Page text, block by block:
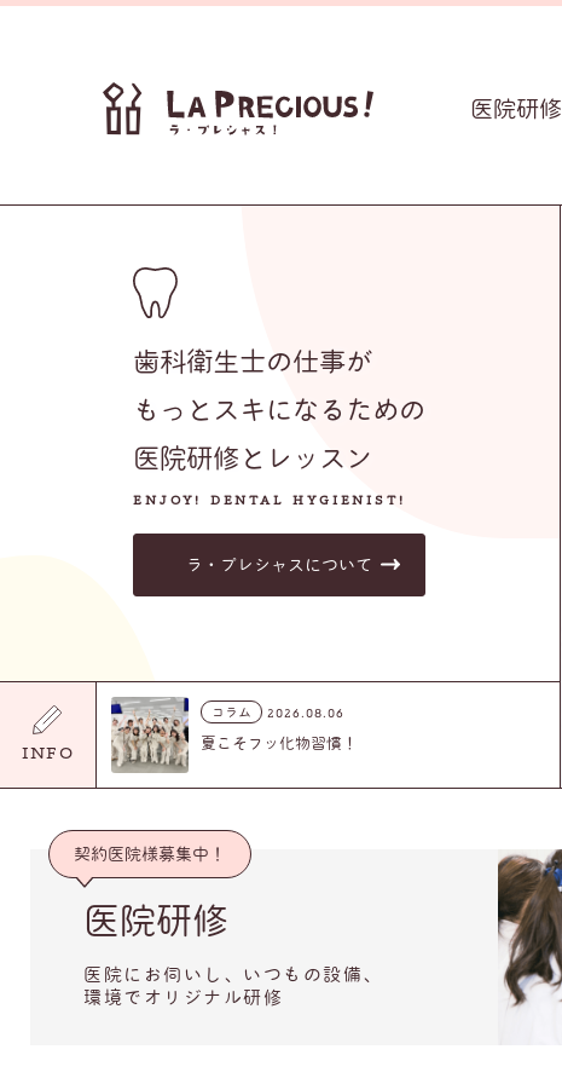
医院研修
歯科衛生士の仕事が
もっとスキになるための
医院研修とレッスン
ENJOY! DENTAL HYGIENIST!
ラ・プレシャスについて
INFO
コラム
2026.08.06
夏こそフッ化物習慣！
医院研修
医院にお伺いし、いつもの設備、
環境でオリジナル研修
契約医院様募集中！